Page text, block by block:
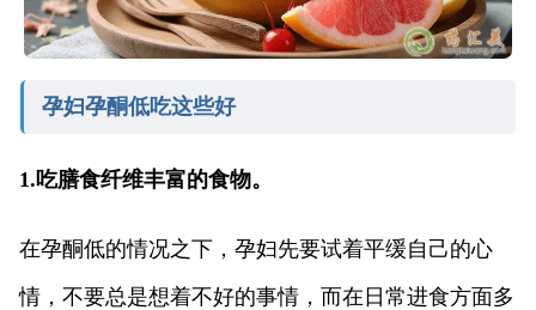
孕妇孕酮低吃这些好
1.吃膳食纤维丰富的食物。
在孕酮低的情况之下，孕妇先要试着平缓自己的心
情，不要总是想着不好的事情，而在日常进食方面多